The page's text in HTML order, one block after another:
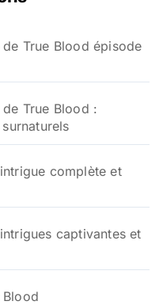
True Blood épisode
True Blood :
complète et
captivantes et
Blood